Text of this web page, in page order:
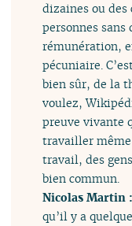
dizaines ou
personnes sans
rémunération,
pécuniaire.
bien sûr, de la
voulez,
preuve vivante
travailler même
travail, des
bien commun.
Nicolas Martin
qu’il y a